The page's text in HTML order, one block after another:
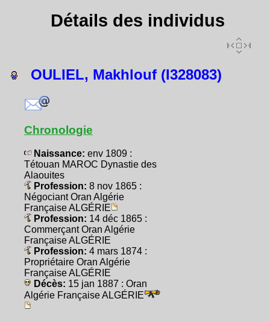
Détails des individus
OULIEL, Makhlouf (I328083)
Chronologie
Naissance: env 1809 :
Tétouan MAROC Dynastie des
Alaouites
Profession: 8 nov 1865 :
Négociant Oran Algérie
Française ALGÉRIE
Profession: 14 déc 1865 :
Commerçant Oran Algérie
Française ALGÉRIE
Profession: 4 mars 1874 :
Propriétaire Oran Algérie
Française ALGÉRIE
Décès: 15 jan 1887 : Oran
Algérie Française ALGÉRIE